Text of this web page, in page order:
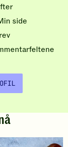
side